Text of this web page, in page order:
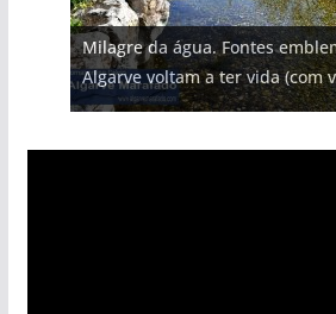
Milagre da água. Fontes
Algarve voltam a ter vida (com
Projeto milionário:
milhões de euros na
hotéis (com vídeo)
Tapas do mar a 3 euros cada.
gastronómica nasce no Algarve
Foto do dia: uma cidade
entre redes e fábricas
Tempestades roubam areia de
arribas em risco no Algarve